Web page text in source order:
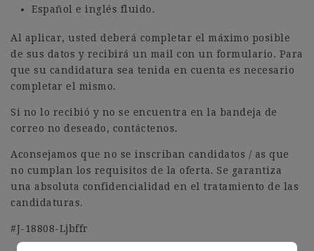
Español e inglés fluido.
Al aplicar, usted deberá completar el máximo posible
de sus datos y recibirá un mail con un formulario. Para
que su candidatura sea tenida en cuenta es necesario
completar el mismo.
Si no lo recibió y no se encuentra en la bandeja de
correo no deseado, contáctenos.
Aconsejamos que no se inscriban candidatos / as que
no cumplan los requisitos de la oferta. Se garantiza
una absoluta confidencialidad en el tratamiento de las
candidaturas.
#J-18808-Ljbffr